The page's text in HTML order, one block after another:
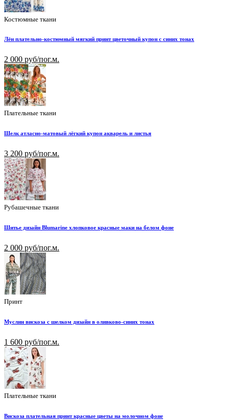
Костюмные ткани
Лён плательно-костюмный мягкий принт цветочный купон с синих тонах
2 000 руб/пог.м.
Плательные ткани
Шелк атласно-матовый лёгкий купон акварель и листья
3 200 руб/пог.м.
Рубашечные ткани
Шитье дизайн Blumarine хлопковое красные маки на белом фоне
2 000 руб/пог.м.
Принт
Муслин вискоза с шелком дизайн в оливково-синих тонах
1 600 руб/пог.м.
Плательные ткани
Вискоза плательная принт красные цветы на молочном фоне